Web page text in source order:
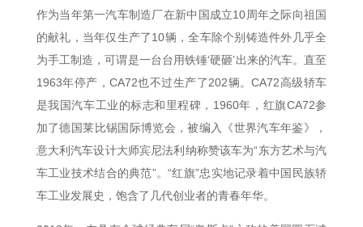
作为当年第一汽车制造厂在新中国成立10周年之际向祖国
的献礼，当年仅生产了10辆，全车除个别铸造件外几乎全
为手工制造，可谓是一台台用铁锤‘硬砸’出来的汽车。直至
1963年停产，CA72也不过生产了202辆。CA72高级轿车
是我国汽车工业的标志和里程碑，1960年，红旗CA72参
加了德国莱比锡国际博览会，被编入《世界汽车年鉴》，
意大利汽车设计大师宾尼法利纳称赞该车为“东方艺术与汽
车工业技术结合的典范”。“红旗”忠实地记录着中国民族轿
车工业发展史，饱含了几代创业者的青春年华。